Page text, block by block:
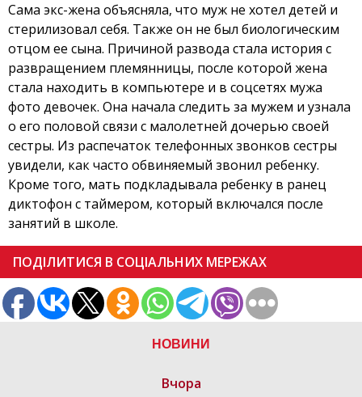
НОВИНИ
Вчора
Сама экс-жена объясняла, что муж не хотел детей и
стерилизовал себя. Также он не был биологическим
отцом ее сына. Причиной развода стала история с
развращением племянницы, после которой жена
стала находить в компьютере и в соцсетях мужа
фото девочек. Она начала следить за мужем и узнала
о его половой связи с малолетней дочерью своей
сестры. Из распечаток телефонных звонков сестры
увидели, как часто обвиняемый звонил ребенку.
Кроме того, мать подкладывала ребенку в ранец
диктофон с таймером, который включался после
занятий в школе.
ПОДІЛИТИСЯ В СОЦІАЛЬНИХ МЕРЕЖАХ